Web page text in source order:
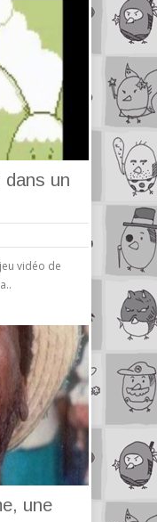
dans un
vidéo de
une